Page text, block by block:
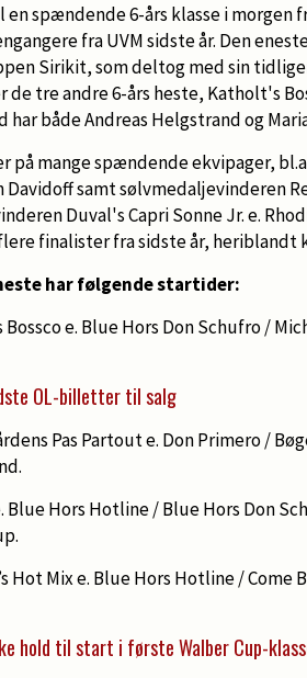
spændende 6-års klasse i morgen
fra UVM sidste år. Den
Sirikit, som deltog med sin
de tre andre 6-års heste, Katholt's
har både Andreas Helgstrand og
mange spændende ekvipager,
Davidoff samt sølvmedaljevinderen
Duval's Capri Sonne Jr. e.
finalister fra sidste år, heriblandt
har følgende startider:
Bossco e. Blue Hors Don Schufro /
OL-billetter til salg
Pas Partout e. Don Primero /
Blue Hors Hotline / Blue Hors Don
Hot Mix e. Blue Hors Hotline /
hold til start i første Walber Cup-